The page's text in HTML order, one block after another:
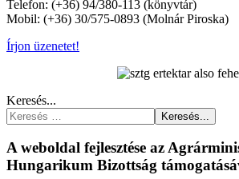
Telefon: (+36) 94/380-113 (könyvtár)
Mobil: (+36) 30/575-0893 (Molnár Piroska)
Írjon üzenetet!
Keresés...
Keresés...
A weboldal fejlesztése az
Hungarikum Bizottság